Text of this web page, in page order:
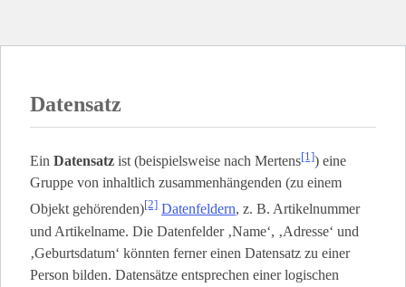
Datensatz
Ein Datensatz ist (beispielsweise nach Mertens[1]) eine
Gruppe von inhaltlich zusammenhängenden (zu einem
Objekt gehörenden)[2] Datenfeldern, z. B. Artikelnummer
und Artikelname. Die Datenfelder ‚Name‘, ‚Adresse‘ und
‚Geburtsdatum‘ könnten ferner einen Datensatz zu einer
Person bilden. Datensätze entsprechen einer logischen